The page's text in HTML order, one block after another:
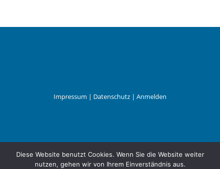
Impressum | Datenschutz | Anmelden
Diese Website benutzt Cookies. Wenn Sie die Website weiter
nutzen, gehen wir von Ihrem Einverständnis aus.